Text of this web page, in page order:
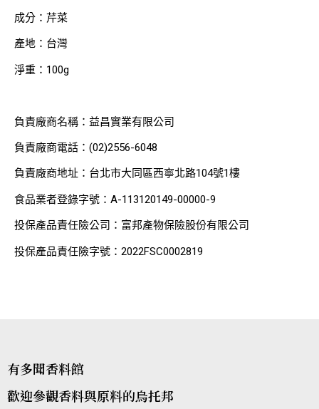
成分：芹菜
產地：台灣
淨重：100g
負責廠商名稱：益昌實業有限公司
負責廠商電話：(02)2556-6048
負責廠商地址：台北市大同區西寧北路104號1樓
食品業者登錄字號：A-113120149-00000-9
投保產品責任險公司：富邦產物保險股份有限公司
投保產品責任險字號：2022FSC0002819
有多聞香料館
歡迎參觀香料與原料的烏托邦